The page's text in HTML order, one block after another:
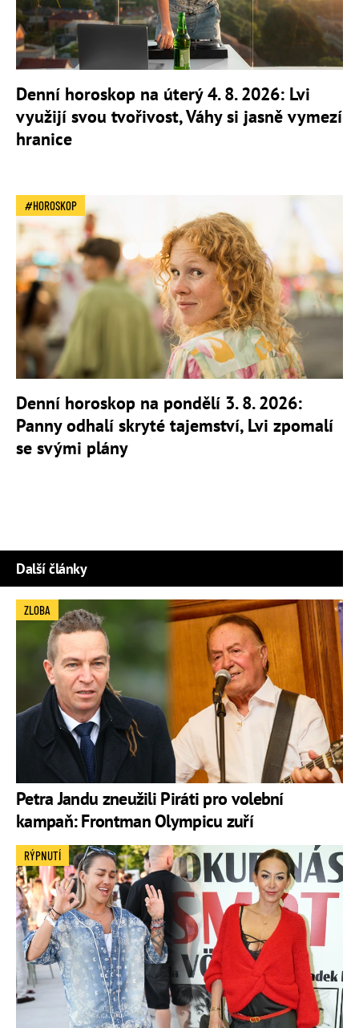
Denní horoskop na úterý 4. 8. 2026: Lvi
využijí svou tvořivost, Váhy si jasně vymezí
hranice
HOROSKOP
Denní horoskop na pondělí 3. 8. 2026:
Panny odhalí skryté tajemství, Lvi zpomalí
se svými plány
Další články
Petra Jandu zneužili Piráti pro volební
kampaň: Frontman Olympicu zuří
ZLOBA
RÝPNUTÍ